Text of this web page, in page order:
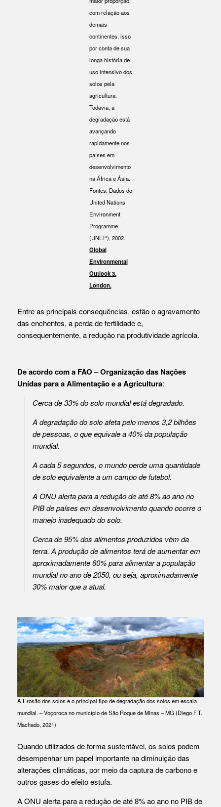
com relação aos
demais
continentes, isso
por conta de sua
longa história de
uso intensivo dos
solos pela
agricultura.
Todavia, a
degradação está
avançando
rapidamente nos
países em
desenvolvimento
na África e Ásia.
Fontes: Dados do
United Nations
Environment
Programme
(UNEP), 2002.
Global
Environmental
Outlook 3.
London.
Entre as principais consequências, estão o agravamento
das enchentes, a perda de fertilidade e,
consequentemente, a redução na produtividade agrícola.
De acordo com a FAO – Organização das Nações
Unidas para a Alimentação e a Agricultura:
Cerca de 33% do solo mundial está degradado.
A degradação do solo afeta pelo menos 3,2 bilhões
de pessoas, o que equivale a 40% da população
mundial.
A cada 5 segundos, o mundo perde uma quantidade
de solo equivalente a um campo de futebol.
A ONU alerta para a redução de até 8% ao ano no
PIB de países em desenvolvimento quando ocorre o
manejo inadequado do solo.
Cerca de 95% dos alimentos produzidos vêm da
terra. A produção de alimentos terá de aumentar em
aproximadamente 60% para alimentar a população
mundial no ano de 2050, ou seja, aproximadamente
30% maior que a atual.
A Erosão dos solos é o principal tipo de degradação dos solos em escala
mundial. – Voçoroca no município de São Roque de Minas – MG (Diego F.T.
Machado, 2021)
Quando utilizados de forma sustentável, os solos podem
desempenhar um papel importante na diminuição das
alterações climáticas, por meio da captura de carbono e
outros gases do efeito estufa.
A ONU alerta para a redução de até 8% ao ano no PIB de